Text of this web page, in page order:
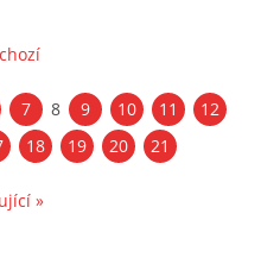
7 8 9 10 11
12
18 19 20 21
»